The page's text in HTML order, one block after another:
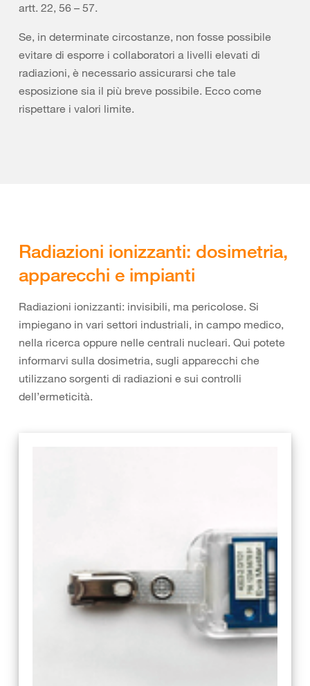
artt. 22, 56 – 57.
Se, in determinate circostanze, non fosse possibile
evitare di esporre i collaboratori a livelli elevati di
radiazioni, è necessario assicurarsi che tale
esposizione sia il più breve possibile. Ecco come
rispettare i valori limite.
Radiazioni ionizzanti: dosimetria,
apparecchi e impianti
Radiazioni ionizzanti: invisibili, ma pericolose. Si
impiegano in vari settori industriali, in campo medico,
nella ricerca oppure nelle centrali nucleari. Qui potete
informarvi sulla dosimetria, sugli apparecchi che
utilizzano sorgenti di radiazioni e sui controlli
dell’ermeticità.